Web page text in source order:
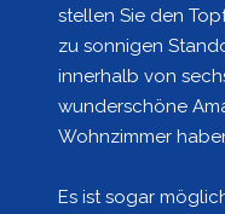
stellen Sie den
zu sonnigen
innerhalb von
wunderschöne
Wohnzimmer
Es ist sogar